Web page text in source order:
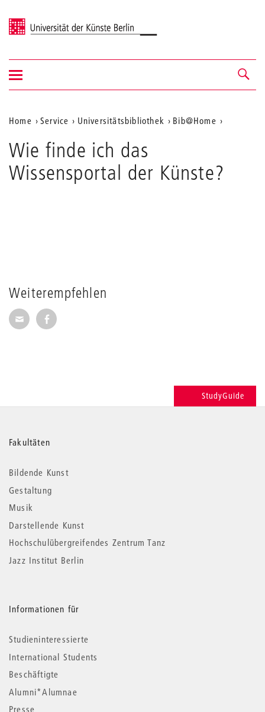
Universität der Künste Berlin
Navigation &
Suche
Navigation
ein-/ausblenden
Aktuelle
Position
auf
der
Home Service Universitätsbibliothek Bib@Home
Wie finde ich das
Wissensportal der Künste?
Weiterempfehlen
Seite per E-Mail weiterempfehlen
Seite auf Facebook weiterempfehlen
StudyGuide
Weitere
Informationen
Fakultäten
Bildende Kunst
Gestaltung
Musik
Darstellende Kunst
Hochschulübergreifendes Zentrum Tanz
Jazz Institut Berlin
Informationen für
Studieninteressierte
International Students
Beschäftigte
Alumni*Alumnae
Presse